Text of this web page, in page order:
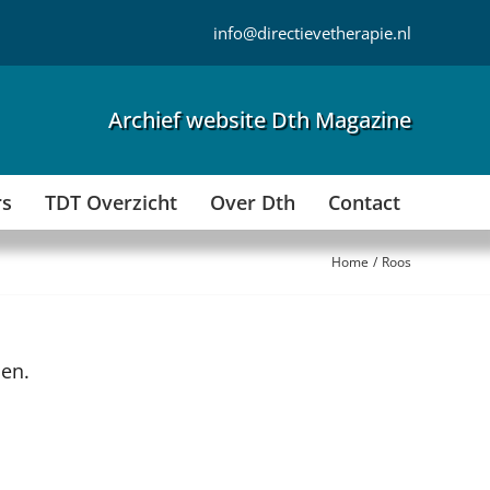
info@directievetherapie.nl
Archief website Dth Magazine
TDT Overzicht Over Dth Contact
Home Roos